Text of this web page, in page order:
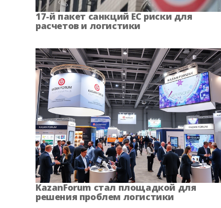
Орловская область
Ростовская область
Сахалинская область
Таймырский край
Тульская область Тыва
Хабаровский край
Чеченская Республика Чувашская
17-й пакет санкций ЕС риски для
расчетов и логистики
KazanForum стал площадкой для
решения проблем логистики